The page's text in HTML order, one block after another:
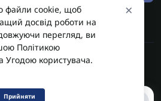
0
згоден з вимогами
АКПП | Ремонт АКПП © 2026
×
файли cookie, щоб
досвід роботи на
перегляд, ви
Політикою
Угодою користувача.
Прийняти